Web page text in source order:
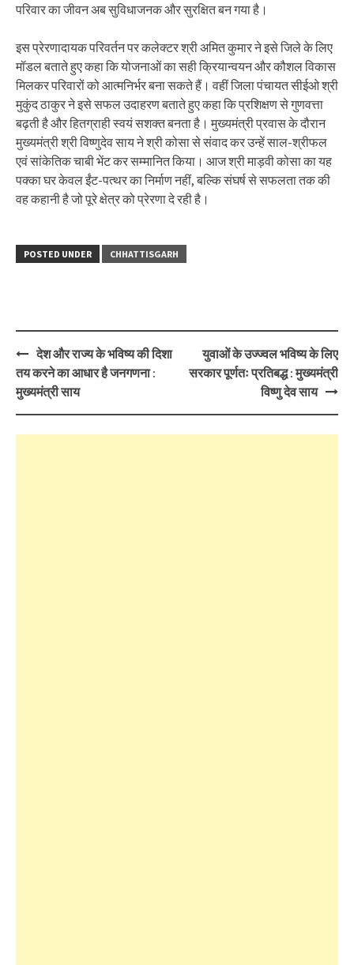
परिवार का जीवन अब सुविधाजनक और सुरक्षित बन गया है।
इस प्रेरणादायक परिवर्तन पर कलेक्टर श्री अमित कुमार ने इसे जिले के लिए
मॉडल बताते हुए कहा कि योजनाओं का सही क्रियान्वयन और कौशल विकास
मिलकर परिवारों को आत्मनिर्भर बना सकते हैं। वहीं जिला पंचायत सीईओ श्री
मुकुंद ठाकुर ने इसे सफल उदाहरण बताते हुए कहा कि प्रशिक्षण से गुणवत्ता
बढ़ती है और हितग्राही स्वयं सशक्त बनता है। मुख्यमंत्री प्रवास के दौरान
मुख्यमंत्री श्री विष्णुदेव साय ने श्री कोसा से संवाद कर उन्हें साल-श्रीफल
एवं सांकेतिक चाबी भेंट कर सम्मानित किया। आज श्री माड़वी कोसा का यह
पक्का घर केवल ईंट-पत्थर का निर्माण नहीं, बल्कि संघर्ष से सफलता तक की
वह कहानी है जो पूरे क्षेत्र को प्रेरणा दे रही है।
POSTED UNDER CHHATTISGARH
Post
navigation
देश और राज्य के भविष्य की दिशा
तय करने का आधार है जनगणना :
मुख्यमंत्री साय
युवाओं के उज्ज्वल भविष्य के लिए
सरकार पूर्णतः प्रतिबद्ध : मुख्यमंत्री
विष्णु देव साय